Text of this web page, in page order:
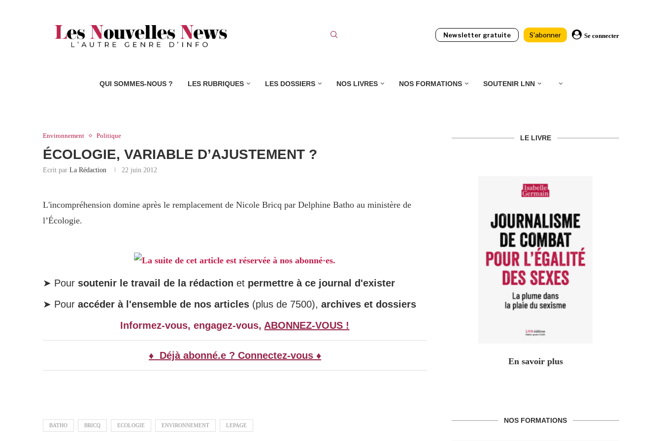
Newsletter gratuite S'abonner Se connecter
QUI SOMMES-NOUS ? LES RUBRIQUES LES DOSSIERS NOS LIVRES NOS FORMATIONS SOUTENIR LNN
Environnement Politique
ÉCOLOGIE, VARIABLE D’AJUSTEMENT ?
Ecrit par La Rédaction 22 juin 2012
L'incompréhension domine après le remplacement de Nicole Bricq par Delphine Batho au ministère de
l’Écologie.
La suite de cet article est réservée à nos abonné·es.
➤ Pour soutenir le travail de la rédaction et permettre à ce journal d'exister
➤ Pour accéder à l'ensemble de nos articles (plus de 7500), archives et dossiers
Informez-vous, engagez-vous, ABONNEZ-VOUS !
♦ Déjà abonné.e ? Connectez-vous ♦
BATHO BRICQ ECOLOGIE ENVIRONNEMENT LEPAGE
LE LIVRE
En savoir plus
NOS FORMATIONS